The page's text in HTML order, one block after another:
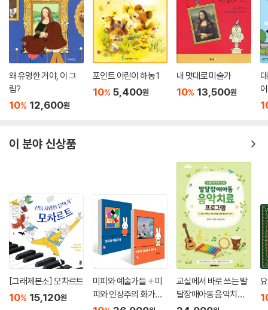
왜 유명한 거야, 이 그
림?
10% 12,600원
포인트 어린이 하농 1
10% 5,400원
내 멋대로 미술가
10% 13,500원
이 분야 신상품
[그래제본소] 모차르트
10% 15,120원
미피와 예술가들 + 미
피와 인상주의 화가들
세트
교실에서 바로 쓰는 발
달장애아동 음악치료
프로그램